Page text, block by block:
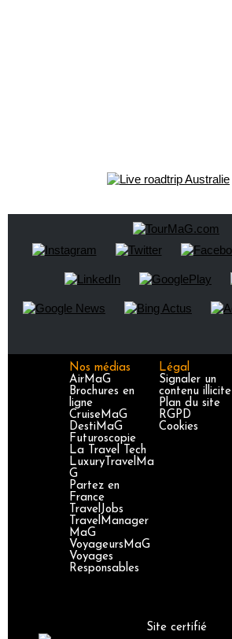
Nos médias
AirMaG
Brochures en
ligne
CruiseMaG
DestiMaG
Futuroscopie
La Travel Tech
LuxuryTravelMa
G
Partez en
France
TravelJobs
TravelManager
MaG
VoyageursMaG
Voyages
Responsables
Légal
Signaler un
contenu illicite
Plan du site
RGPD
Cookies
Site certifié